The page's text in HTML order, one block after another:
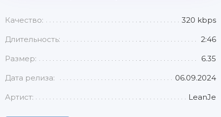
Качество: 320 kbps
Длительность: 2:46
Размер: 6.35
Дата релиза: 06.09.2024
Артист: LeanJe